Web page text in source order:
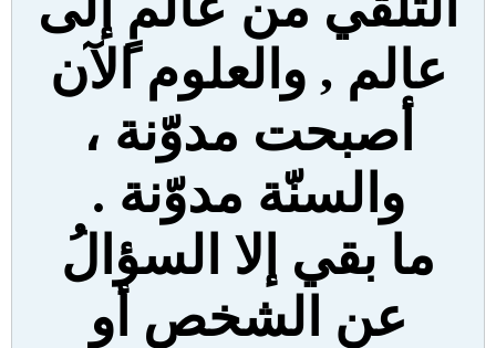
عالم , والعلوم الآن
أصبحت مدوّنة ،
والسنّة مدوّنة .
ما بقي إلا السؤالُ
عن الشخص أو